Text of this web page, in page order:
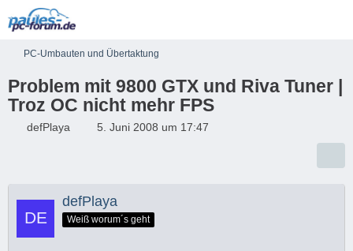
PC-Umbauten und Übertaktung
Problem mit 9800 GTX und Riva Tuner |
Troz OC nicht mehr FPS
defPlaya 5. Juni 2008 um 17:47
defPlaya
Weiß worum´s geht